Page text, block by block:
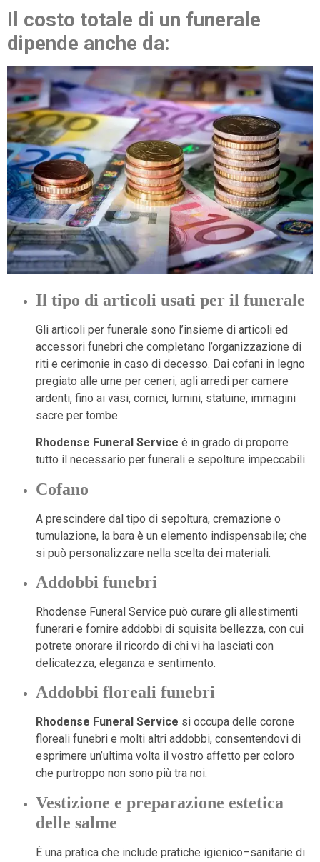
Il costo totale di un funerale
dipende anche da:
Il tipo di articoli usati per il funerale
Gli articoli per funerale sono l’insieme di articoli ed
accessori funebri che completano l’organizzazione di
riti e cerimonie in caso di decesso. Dai cofani in legno
pregiato alle urne per ceneri, agli arredi per camere
ardenti, fino ai vasi, cornici, lumini, statuine, immagini
sacre per tombe.
Rhodense Funeral Service è in grado di proporre
tutto il necessario per funerali e sepolture impeccabili.
Cofano
A prescindere dal tipo di sepoltura, cremazione o
tumulazione, la bara è un elemento indispensabile; che
si può personalizzare nella scelta dei materiali.
Addobbi funebri
Rhodense Funeral Service può curare gli allestimenti
funerari e fornire addobbi di squisita bellezza, con cui
potrete onorare il ricordo di chi vi ha lasciati con
delicatezza, eleganza e sentimento.
Addobbi floreali funebri
Rhodense Funeral Service si occupa delle corone
floreali funebri e molti altri addobbi, consentendovi di
esprimere un’ultima volta il vostro affetto per coloro
che purtroppo non sono più tra noi.
Vestizione e preparazione estetica
delle salme
È una pratica che include pratiche igienico–sanitarie di